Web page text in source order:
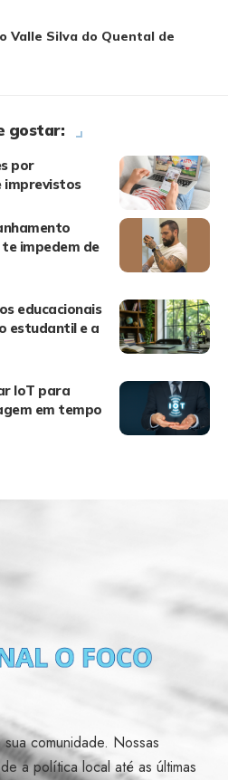
Valle Silva do Quental de
gostar:
por
imprevistos
impedem de
educacionais
estudantil e a
IoT para
em tempo
comunidade. Nossas
a política local até as últimas